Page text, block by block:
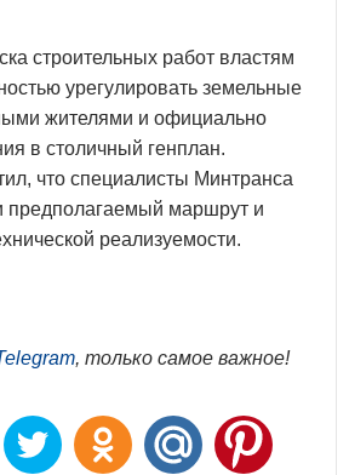
строительных работ властям
урегулировать земельные
жителями и официально
в столичный генплан.
что специалисты Минтранса
предполагаемый маршрут и
реализуемости.
, только самое важное!